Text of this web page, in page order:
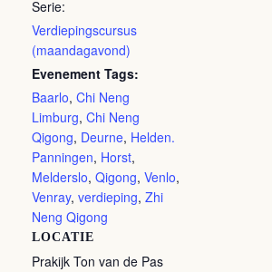
Serie:
Verdiepingscursus
(maandagavond)
Evenement Tags:
Baarlo, Chi Neng
Limburg, Chi Neng
Qigong, Deurne, Helden.
Panningen, Horst,
Melderslo, Qigong, Venlo,
Venray, verdieping, Zhi
Neng Qigong
LOCATIE
Prakijk Ton van de Pas